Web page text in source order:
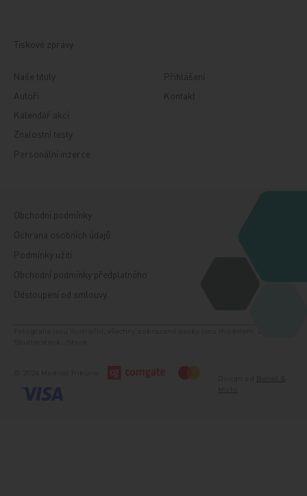
Tiskové zprávy
Naše tituly
Autoři
Kalendář akcí
Znalostní testy
Personální inzerce
Přihlášení
Kontakt
Obchodní podmínky
Ochrana osobních údajů
Podmínky užití
Obchodní podmínky předplatného
Odstoupení od smlouvy